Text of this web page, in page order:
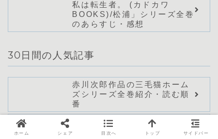
私は転生者。 (カドカワ
BOOKS)/松浦」シリーズ全巻
のあらすじ・感想
30日間の人気記事
赤川次郎作品の三毛猫ホーム
ズシリーズ全巻紹介・読む順
番
「虐待されていた商家の令嬢
は聖女の力を手に入れ、無自
ホーム シェア 目次へ トップ サイドバー